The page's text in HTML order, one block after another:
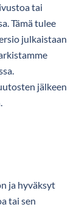
tai
Tämä tulee
julkaistaan
jälkeen
ja hyväksyt
tai sen